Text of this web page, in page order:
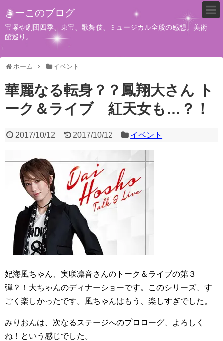
きーこのブログ
宝塚や劇団四季、東宝、歌舞伎、ミュージカル全般の感想。美術
館巡り。
ホーム イベント
華麗なる転身？？鳳翔大さん ト
ーク＆ライブ 紅天女も…？！
2017/10/12 2017/10/12 イベント
妃海風ちゃん、実咲凛音さんのトーク＆ライブの第３
弾？！大ちゃんのディナーショーです。このシリーズ、す
ごく楽しかったです。風ちゃんはもう、楽しすぎでした。
みりおんは、次なるステージへのプロローグ、よろしく
ね！という感じでした。